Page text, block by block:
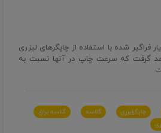
فراگیر شده با استفاده از چاپگرهای لیزری
گرفت که سرعت چاپ در آنها نسبت به
چاپگرلیزری گلاسه
گلاسه براق